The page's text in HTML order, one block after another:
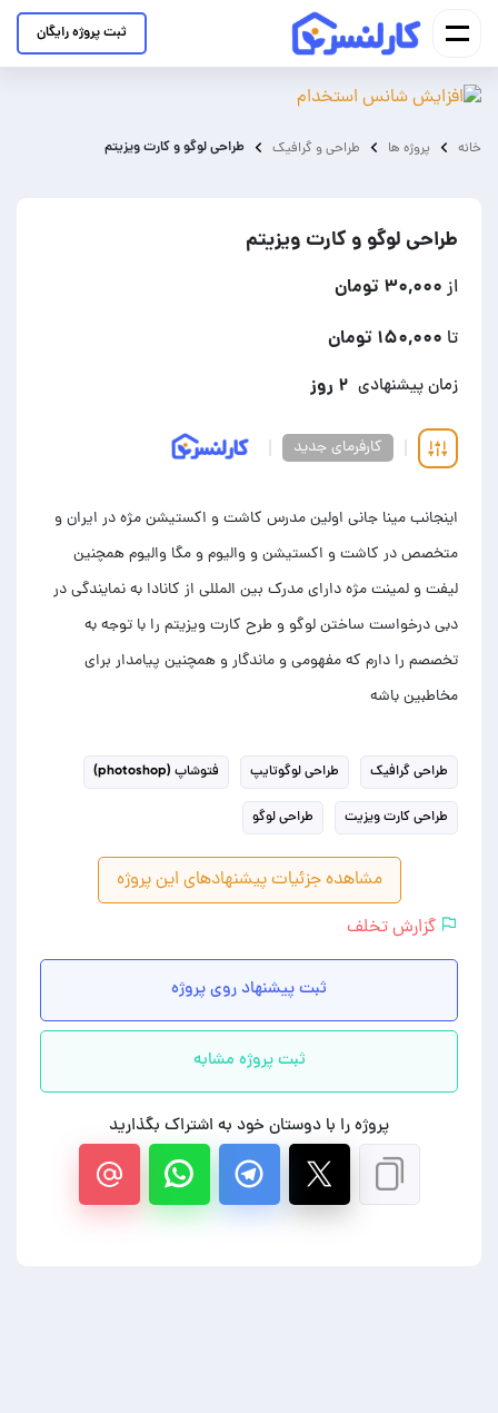
ثبت پروژه رایگان
خانه پروژه ها طراحی و گرافیک طراحی لوگو و کارت ویزیتم
طراحی لوگو و کارت ویزیتم
از ۳۰,۰۰۰ تومان
تا ۱۵۰,۰۰۰ تومان
زمان پیشنهادی ۲ روز
کارفرمای جدید
اینجانب مینا جانی اولین مدرس کاشت و اکستیشن مژه در ایران و
متخصص در کاشت و اکستیشن و والیوم و مگا والیوم همچنین
لیفت و لمینت مژه دارای مدرک بین المللی از کانادا به نمایندگی در
دبی درخواست ساختن لوگو و طرح کارت ویزیتم را با توجه به
تخصصم را دارم که مفهومی و ماندگار و همچنین پیامدار برای
مخاطبین باشه
طراحی گرافیک طراحی لوگوتایپ فتوشاپ (photoshop)
طراحی کارت ویزیت طراحی لوگو
مشاهده جزئیات پیشنهادهای این پروژه
گزارش تخلف
ثبت پیشنهاد روی پروژه
ثبت پروژه مشابه
پروژه را با دوستان خود به اشتراک بگذارید